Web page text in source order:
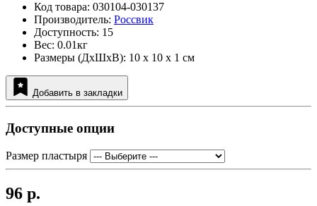
Код товара: 030104-030137
Производитель: Россвик
Доступность: 15
Вес: 0.01кг
Размеры (ДxШxВ): 10 x 10 x 1 см
Добавить в закладки
Доступные опции
Размер пластыря
96 р.